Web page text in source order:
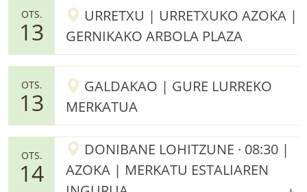
OTS.
13
URRETXU | URRETXUKO AZOKA |
GERNIKAKO ARBOLA PLAZA
OTS.
13
GALDAKAO | GURE LURREKO
MERKATUA
OTS.
14
DONIBANE LOHITZUNE · 08:30 |
AZOKA | MERKATU ESTALIAREN